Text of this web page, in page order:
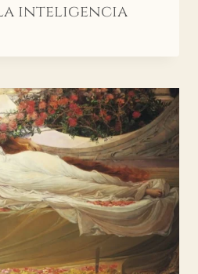
inteligencia